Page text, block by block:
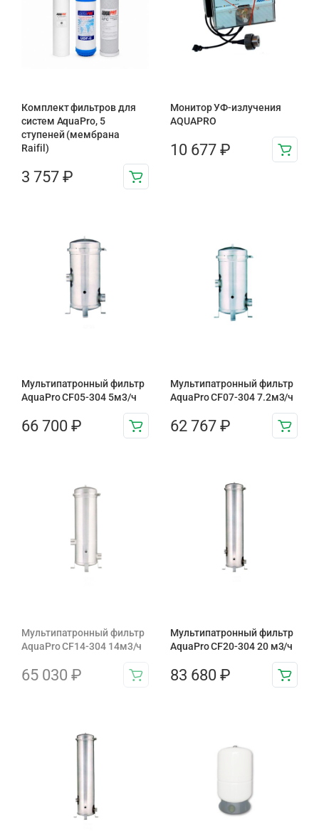
Комплект фильтров для
систем AquaPro, 5
ступеней (мембрана
Raifil)
3 757 ₽
Монитор УФ-излучения
AQUAPRO
10 677 ₽
Мультипатронный фильтр
AquaPro CF05-304 5м3/ч
66 700 ₽
Мультипатронный фильтр
AquaPro CF07-304 7.2м3/ч
62 767 ₽
Мультипатронный фильтр
AquaPro CF14-304 14м3/ч
65 030 ₽
Мультипатронный фильтр
AquaPro CF20-304 20 м3/ч
83 680 ₽